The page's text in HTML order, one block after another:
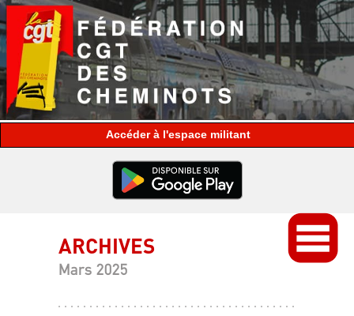
espace militant
ARCHIVES
Mars 2025